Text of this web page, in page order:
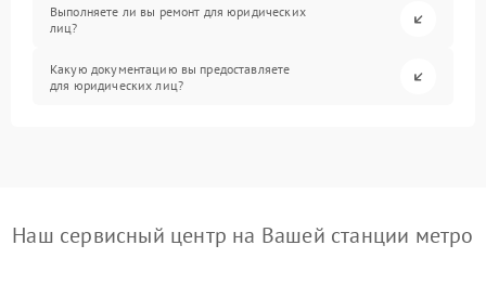
Выполняете ли вы ремонт для юридических
лиц?
Какую документацию вы предоставляете
для юридических лиц?
Наш сервисный центр на Вашей станции метро